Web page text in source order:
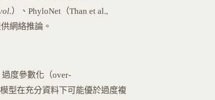
）、PhyloNet（Than et al.,
網絡推論。
度參數化（over-
型在充分資料下可能優於過度複